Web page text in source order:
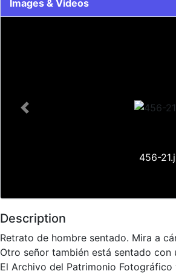
Images & Videos
456-
Previous
Description
Retrato de hombre sentado. Mira a
Otro señor también está sentado con
El Archivo del Patrimonio